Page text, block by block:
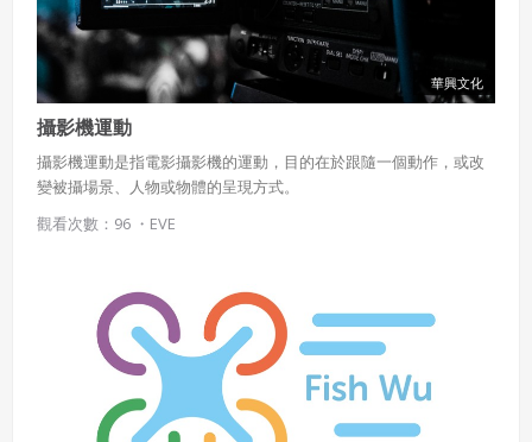
華興文化
攝影機運動
攝影機運動是指電影攝影機的運動，目的在於跟隨一個動作，或改
變被攝場景、人物或物體的呈現方式。
觀看次數：96 ・ EVE